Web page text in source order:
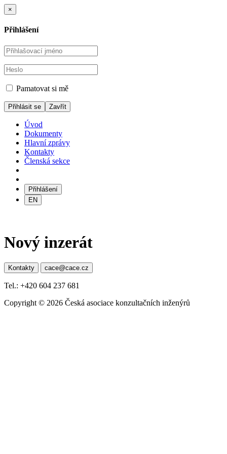
×
Přihlášení
Pamatovat si mě
Zavřít
Úvod
Dokumenty
Hlavní zprávy
Kontakty
Členská sekce
Přihlášení
EN
Nový inzerát
Kontakty cace@cace.cz
Tel.: +420 604 237 681
Copyright © 2026 Česká asociace konzultačních inženýrů